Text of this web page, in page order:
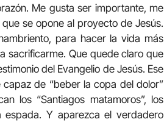
Me gusta ser importante, me
se opone al proyecto de Jesús.
para hacer la vida más
sacrificarme. Que quede claro que
del Evangelio de Jesús. Ese
de “beber la copa del dolor”
los “Santiagos matamoros”, los
Y aparezca el verdadero